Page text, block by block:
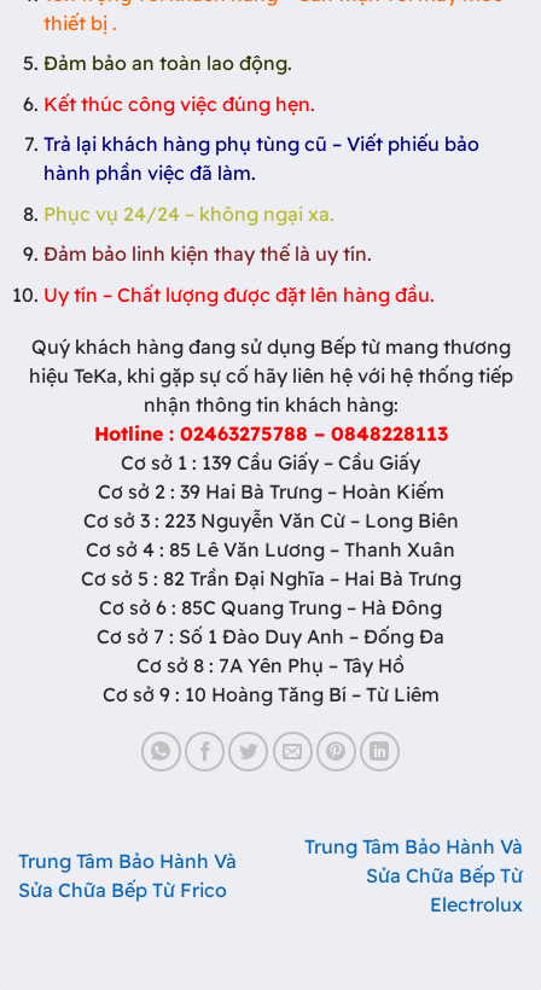
thiết bị .
Đảm bảo an toàn lao động.
Kết thúc công việc đúng hẹn.
Trả lại khách hàng phụ tùng cũ – Viết phiếu bảo
hành phần việc đã làm.
Phục vụ 24/24 – không ngại xa.
Đảm bảo linh kiện thay thế là uy tín.
Uy tín – Chất lượng được đặt lên hàng đầu.
Quý khách hàng đang sử dụng Bếp từ mang thương
hiệu TeKa, khi gặp sự cố hãy liên hệ với hệ thống tiếp
nhận thông tin khách hàng:
Hotline : 02463275788 – 0848228113
Cơ sở 1 : 139 Cầu Giấy – Cầu Giấy
Cơ sở 2 : 39 Hai Bà Trưng – Hoàn Kiếm
Cơ sở 3 : 223 Nguyễn Văn Cừ – Long Biên
Cơ sở 4 : 85 Lê Văn Lương – Thanh Xuân
Cơ sở 5 : 82 Trần Đại Nghĩa – Hai Bà Trưng
Cơ sở 6 : 85C Quang Trung – Hà Đông
Cơ sở 7 : Số 1 Đào Duy Anh – Đống Đa
Cơ sở 8 : 7A Yên Phụ – Tây Hồ
Cơ sở 9 : 10 Hoàng Tăng Bí – Từ Liêm
Trung Tâm Bảo Hành Và
Sửa Chữa Bếp Từ Frico
Trung Tâm Bảo Hành Và
Sửa Chữa Bếp Từ
Electrolux